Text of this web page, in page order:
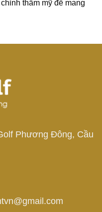
thẩm mỹ để mang
Phương Đông, Cầu